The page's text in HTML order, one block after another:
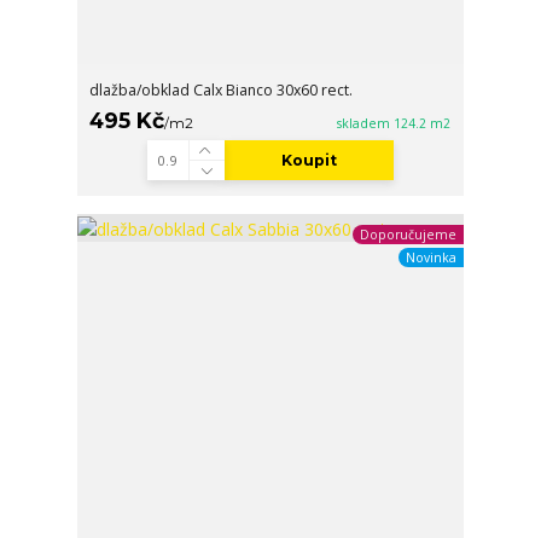
dlažba/obklad Calx Bianco 30x60 rect.
495 Kč/m2 skladem 124.2 m2
Koupit
Doporučujeme
Novinka